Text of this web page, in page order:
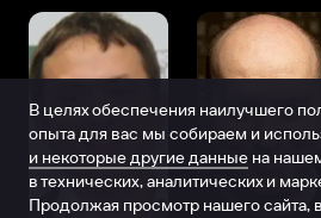
В целях обеспечения наилучшего
опыта для вас мы собираем и
и некоторые другие данные на
в технических, аналитических и
Продолжая просмотр нашего сайта,